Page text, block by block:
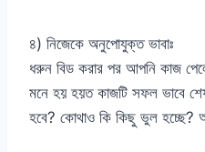
৪) নিজেকে অনুপোযুক্ত ভাবাঃ
ধরুন বিড করার পর আপনি কাজ
মনে হয় হয়ত কাজটি সফল ভাবে
হবে? কোথাও কি কিছু ভুল হচ্ছে?